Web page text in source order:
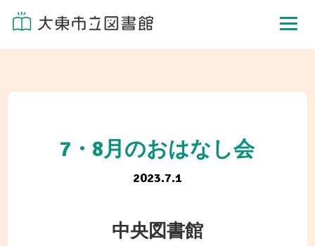
7・8月のおはなし会
2023.7.1
中央図書館